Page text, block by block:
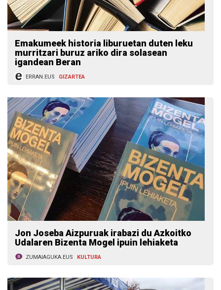
Emakumeek historia liburuetan duten leku
murritzari buruz ariko dira solasean
igandean Beran
ERRAN.EUS GIZARTEA
Jon Joseba Aizpuruak irabazi du Azkoitko
Udalaren Bizenta Mogel ipuin lehiaketa
ZUMAIAGUKA.EUS KULTURA